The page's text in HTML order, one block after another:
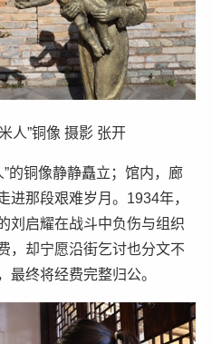
人”铜像 摄影 张开
的铜像静静矗立；馆内，廊
进那段艰难岁月。1934年，
刘启耀在战斗中负伤与组织
，却宁愿沿街乞讨也分文不
最终将经费完整归公。